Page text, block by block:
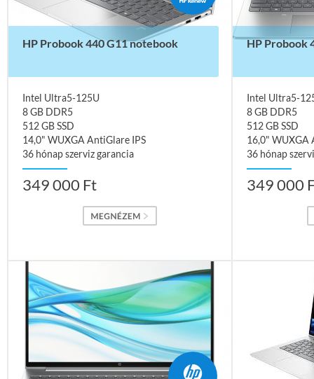
HP Probook 440 G11 notebook
Intel Ultra5-125U
8 GB DDR5
512 GB SSD
14,0" WUXGA AntiGlare IPS
36 hónap szerviz garancia
349 000 Ft
HP Probook
Intel Ultra5-
8 GB DDR5
512 GB SSD
16,0" WUXGA
36 hónap
349 000